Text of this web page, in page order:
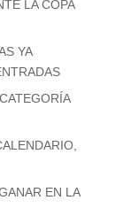
LA COPA
YA
EN LA